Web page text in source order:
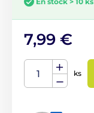
7,99 €
ks